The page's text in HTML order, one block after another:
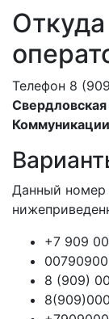
Откуда
Телефон 8
Свердловская
Данный номер
+7 909
8 (909)